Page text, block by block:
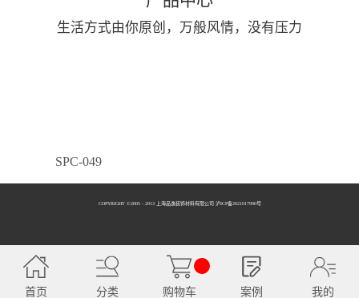
生活方式由你原创，万般风情，没有压力
SPC-049
SPC-050
COPYRIGHT ©2005 - 2013 上海品逸装饰材料有限公司 泸ICP备2021017990号
首页 分类 购物车 案例 我的